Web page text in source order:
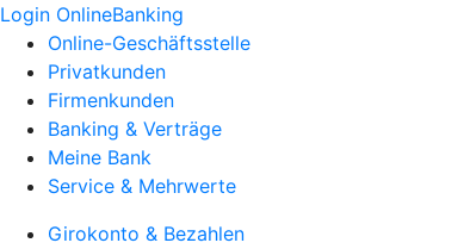
Login OnlineBanking
Online-Geschäftsstelle
Privatkunden
Firmenkunden
Banking & Verträge
Meine Bank
Service & Mehrwerte
Girokonto & Bezahlen